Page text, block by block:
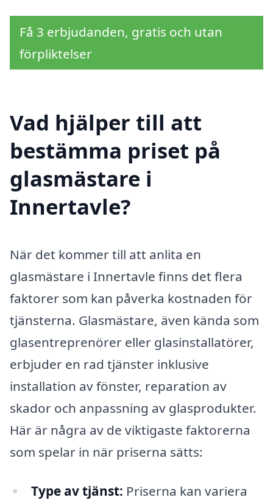
Få 3 erbjudanden, gratis och utan
förpliktelser
Vad hjälper till att
bestämma priset på
glasmästare i
Innertavle?
När det kommer till att anlita en
glasmästare i Innertavle finns det flera
faktorer som kan påverka kostnaden för
tjänsterna. Glasmästare, även kända som
glasentreprenörer eller glasinstallatörer,
erbjuder en rad tjänster inklusive
installation av fönster, reparation av
skador och anpassning av glasprodukter.
Här är några av de viktigaste faktorerna
som spelar in när priserna sätts:
Type av tjänst: Priserna kan variera